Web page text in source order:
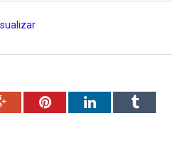
Google+PinterestLinkedInTumblr